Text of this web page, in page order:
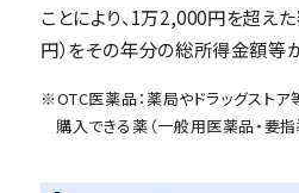
ことにより、1万2,000円を超え
円）をその年分の総所得金額等
※OTC医薬品：薬局やドラッグスト
購入できる薬（一般用医薬品・要指